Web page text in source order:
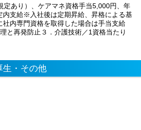
あり）、ケアマネ資格手当5,000円、年
内支給※入社後は定期昇給、昇格による基
内専門資格を取得した場合は手当支給
と再発防止３．介護技術／1資格当たり
生・その他